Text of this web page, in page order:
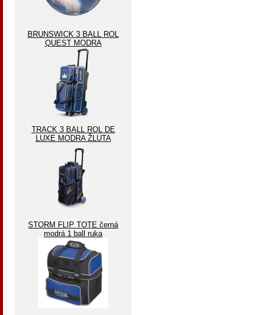
BRUNSWICK 3 BALL ROL
QUEST MODRA
TRACK 3 BALL ROL DE
LUXE MODRA ŽLUTA
STORM FLIP TOTE černá
modrá 1 ball ruka